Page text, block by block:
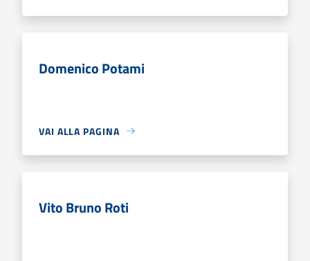
Domenico Potami
VAI ALLA PAGINA
Vito Bruno Roti